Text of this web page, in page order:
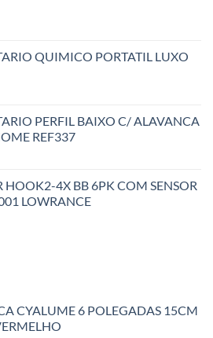
QUIMICO PORTATIL LUXO
PERFIL BAIXO C/ ALAVANCA
REF337
HOOK2-4X BB 6PK COM SENSOR
LOWRANCE
CYALUME 6 POLEGADAS 15CM